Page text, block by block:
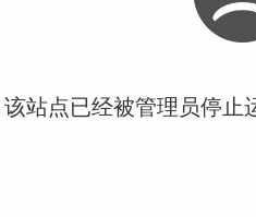
站点已经被管理员停止